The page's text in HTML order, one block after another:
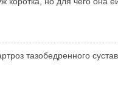
тазобедренного